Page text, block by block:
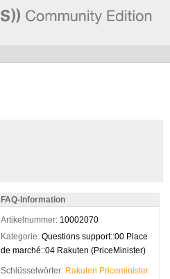
FAQ-Information
Artikelnummer: 10002070
Kategorie: Questions support::00 Place
de marché::04 Rakuten (PriceMinister)
Schlüsselwörter: Rakuten Priceminister